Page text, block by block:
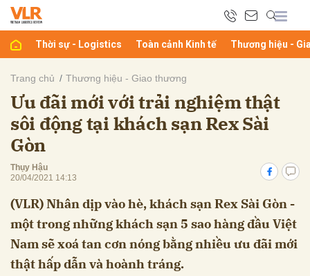
Thời sự - Logistics Toàn cảnh Kinh tế Thương hiệu -
Trang chủ Thương hiệu - Giao thương
Ưu đãi mới với trải nghiệm thật
sôi động tại khách sạn Rex Sài
Gòn
Thụy Hậu
20/04/2021 14:13
(VLR) Nhân dịp vào hè, khách sạn Rex Sài Gòn -
một trong những khách sạn 5 sao hàng đầu Việt
Nam sẽ xoá tan cơn nóng bằng nhiều ưu đãi mới
thật hấp dẫn và hoành tráng.
luận
Hủy